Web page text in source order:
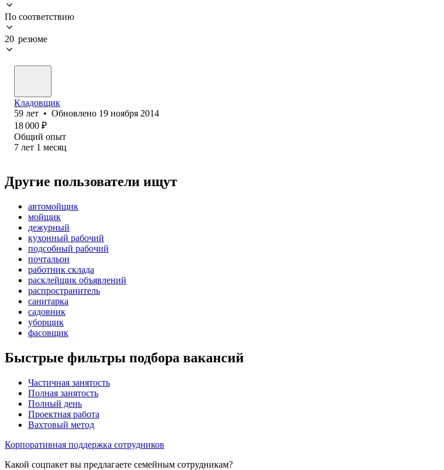
По соответствию
20 резюме
Кладовщик
59 лет • Обновлено 19 ноября 2014
18 000 ₽
Общий опыт
7 лет 1 месяц
Другие пользователи ищут
автомойщик
мойщик
дежурный
кухонный рабочий
подсобный рабочий
почтальон
работник склада
расклейщик объявлений
распространитель
санитарка
садовник
уборщик
фасовщик
Быстрые фильтры подбора вакансий
Частичная занятость
Полная занятость
Полный день
Проектная работа
Вахтовый метод
Корпоративная поддержка сотрудников
Какой соцпакет вы предлагаете семейным сотрудникам?